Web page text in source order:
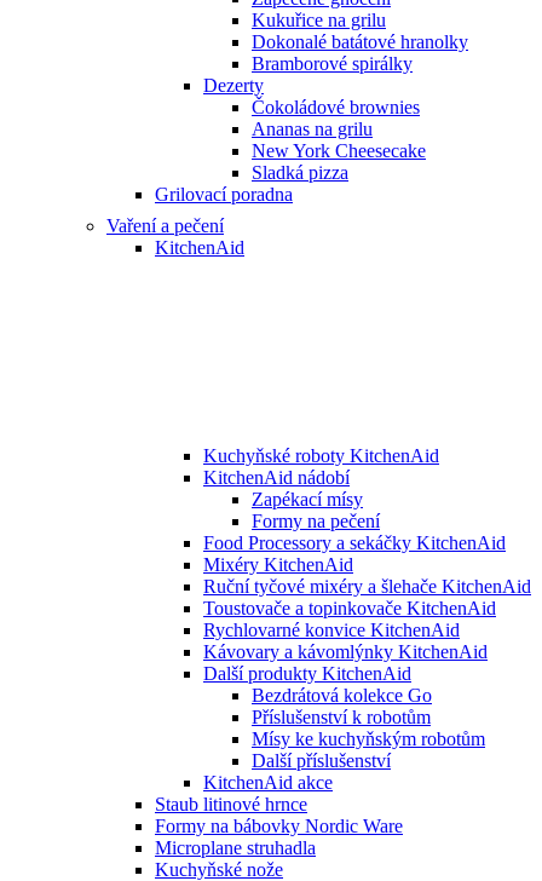
Kukuřice na grilu
Dokonalé batátové hranolky
Bramborové spirálky
Dezerty
Čokoládové brownies
Ananas na grilu
New York Cheesecake
Sladká pizza
Grilovací poradna
Vaření a pečení
KitchenAid
Kuchyňské roboty KitchenAid
KitchenAid nádobí
Zapékací mísy
Formy na pečení
Food Processory a sekáčky KitchenAid
Mixéry KitchenAid
Ruční tyčové mixéry a šlehače KitchenAid
Toustovače a topinkovače KitchenAid
Rychlovarné konvice KitchenAid
Kávovary a kávomlýnky KitchenAid
Další produkty KitchenAid
Bezdrátová kolekce Go
Příslušenství k robotům
Mísy ke kuchyňským robotům
Další příslušenství
KitchenAid akce
Staub litinové hrnce
Formy na bábovky Nordic Ware
Microplane struhadla
Kuchyňské nože